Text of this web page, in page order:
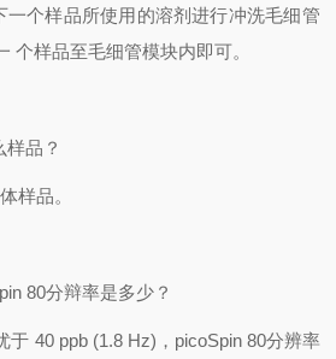
一个样品所使用的溶剂进行冲洗毛细管
个样品至毛细管模块内即可。
样品？
样品。
80分辩率是多少？
于 40 ppb (1.8 Hz) ， picoSpin 80分辨率